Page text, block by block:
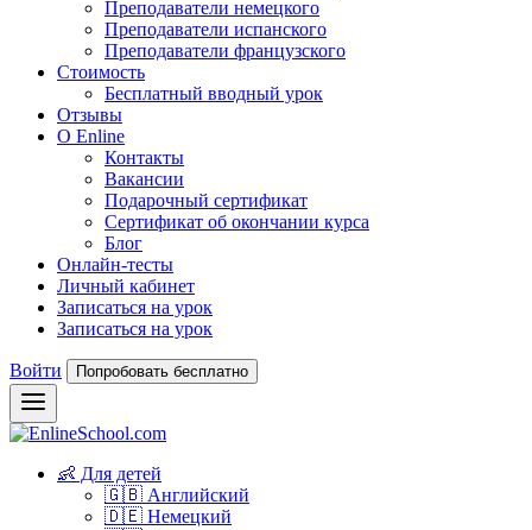
Преподаватели немецкого
Преподаватели испанского
Преподаватели французского
Стоимость
Бесплатный вводный урок
Отзывы
О Enline
Контакты
Вакансии
Подарочный сертификат
Сертификат об окончании курса
Блог
Онлайн-тесты
Личный кабинет
Записаться на урок
Записаться на урок
Войти Попробовать бесплатно
👶 Для детей
🇬🇧 Английский
🇩🇪 Немецкий